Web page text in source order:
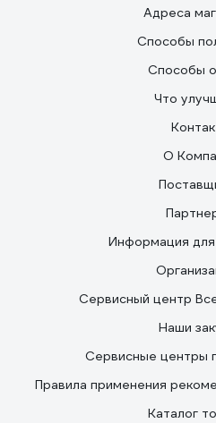
Адреса
Способы
Способы
Что
О
Информация
Сервисный центр
Наши
Сервисные центры
Правила применения
Каталог